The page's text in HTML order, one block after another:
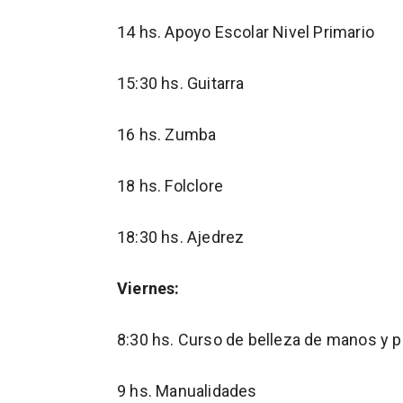
14 hs. Apoyo Escolar Nivel Primario
15:30 hs. Guitarra
16 hs. Zumba
18 hs. Folclore
18:30 hs. Ajedrez
Viernes:
8:30 hs. Curso de belleza de manos y
9 hs. Manualidades